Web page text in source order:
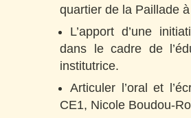
quartier de la Paillade
L’apport d’une
dans le cadre de
institutrice.
Articuler l’oral et
CE1, Nicole Boudou-